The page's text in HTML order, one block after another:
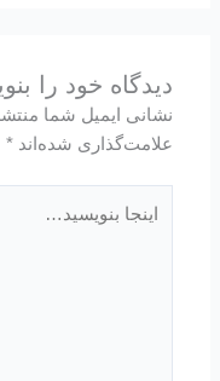
دیدگاه‌ خود را
نشانی ایمیل شما
علامت‌گذاری شده‌اند*
بنویسید…